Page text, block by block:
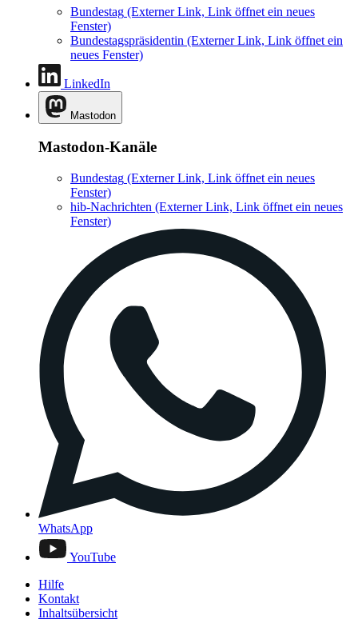
Bundestag (Externer Link, Link öffnet ein neues
Fenster)
Bundestagspräsidentin (Externer Link, Link öffnet ein
neues Fenster)
LinkedIn
Mastodon
Mastodon-Kanäle
Bundestag (Externer Link, Link öffnet ein neues
Fenster)
hib-Nachrichten (Externer Link, Link öffnet ein neues
Fenster)
WhatsApp
YouTube
Hilfe
Kontakt
Inhaltsübersicht